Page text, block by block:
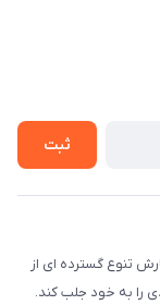
ثبت
تنوع گسترده ای از
را به خود جلب کند.